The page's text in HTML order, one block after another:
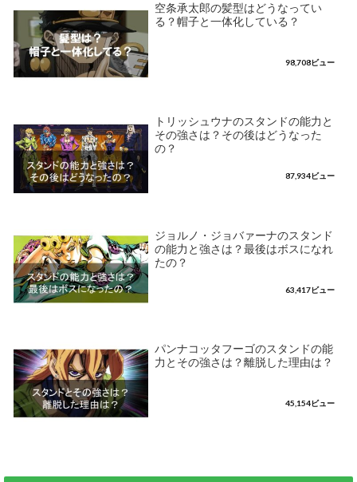
空条承太郎の髪型はどうなってい
る？帽子と一体化している？
98,708ビュー
トリッシュウナのスタンドの能力と
その強さは？その後はどうなった
の？
87,934ビュー
ジョルノ・ジョバァーナのスタンド
の能力と強さは？最後はボスになれ
たの？
63,417ビュー
パンナコッタフーゴのスタンドの能
力とその強さは？離脱した理由は？
45,154ビュー